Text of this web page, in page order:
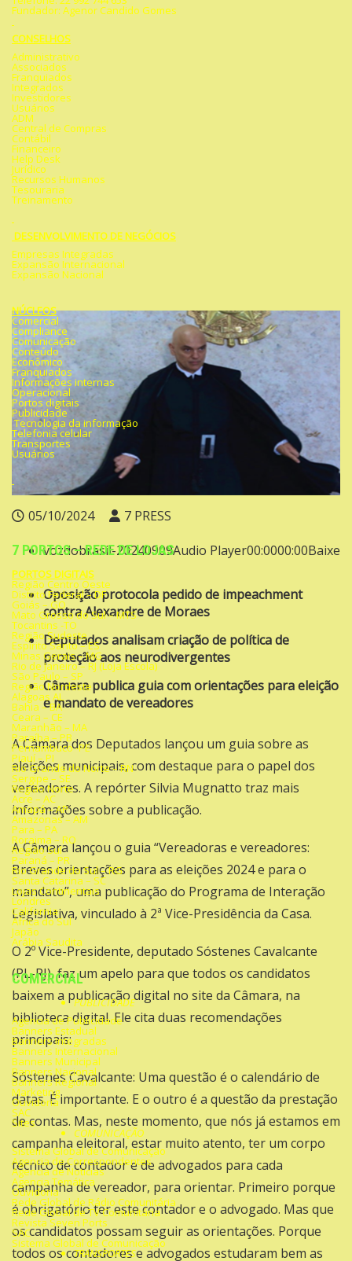
05/10/2024
7 PRESS
vozdobrasil-20240909Audio Player00:0000:00Baixe
Oposição protocola pedido de impeachment
contra Alexandre de Moraes
Deputados analisam criação de política de
proteção aos neurodivergentes
Câmara publica guia com orientações para eleição
e mandato de vereadores
A Câmara dos Deputados lançou um guia sobre as
eleições municipais, com destaque para o papel dos
vereadores. A repórter Silvia Mugnatto traz mais
informações sobre a publicação.
A Câmara lançou o guia “Vereadoras e vereadores:
Breves orientações para as eleições 2024 e para o
mandato”, uma publicação do Programa de Interação
Legislativa, vinculado à 2ª Vice-Presidência da Casa.
O 2º Vice-Presidente, deputado Sóstenes Cavalcante
(PL-RJ), faz um apelo para que todos os candidatos
baixem a publicação digital no site da Câmara, na
biblioteca digital. Ele cita duas recomendações
principais:
Sóstenes Cavalcante: Uma questão é o calendário de
datas. É importante. E o outro é a questão da prestação
de contas. Mas, neste momento, que nós já estamos em
campanha eleitoral, estar muito atento, ter um corpo
técnico de contador e de advogados para cada
campanha de vereador, para orientar. Primeiro porque
é obrigatório ter este contador e o advogado. Mas que
os candidatos possam seguir as orientações. Porque
todos os contadores e advogados estudaram bem as
Fundador: Agenor Candido Gomes
CONSELHOS
Administrativo
Associados
Franquiados
Integrados
Investidores
Usuários
ADM
Central de Compras
Contábil
Financeiro
Help Desk
Jurídico
Recursos Humanos
Tesouraria
Treinamento
DESENVOLVIMENTO DE NEGÓCIOS
Empresas Integradas
Expansão Internacional
Expansão Nacional
NÚCLEOS
Comercial
Compliance
Comunicação
Conteúdo
Econômico
Franquiados
Informações internas
Operacional
Portos digitais
Publicidade
Tecnologia da informação
Telefonia celular
Transportes
Usuários
7 PORTOS – REDE DE LOJAS
PORTOS DIGITAIS
Região Centro Oeste
Distrito Federal – DF
Goiás – GO
Mato Grosso do Sul – MTS
Tocantins -TO
Região Sudeste
Espírito Santo – ES
Minas Gerais – MG
Rio de Janeiro – RJ (Loja Escola)
São Paulo – SP
Região Nordeste
Alagoas AL
Bahia – BA
Ceara – CE
Maranhão – MA
Paraíba – PB
Pernambuco -PE
Piauí – PI
Rio Grande do Norte – RN
Sergipe – SE
Região Norte
Acre – AC
Amapá – AP
Amazonas – AM
Para – PA
Roraima – RO
Região Sul
Paraná – PR
Rio Grande do Sul – RG
Santa Catarina – SC
Lojas Continentais
Londres
California
África do Sul
Japão
Arábia Saudita
COMERCIAL
PUBLICIDADE
Agencia de Publicidade
Banners Estadual
Banners Integradas
Banners Internacional
Banners Municipal
Banners Nacional
Banners Regional
Marketing
Ouvidoria
SAC
Sites
COMUNICAÇÃO
Sistema Global de Comunicação
Agencia de Correspondentes
Agencia de Noticias
Agencia Temática
Ouvidoria
Rede Global de Rádio Comunitária
Rede Global de TV Comunitária
Revista Seven Ports
SAC
Sistema Global de Comunicação
TRANSPORTES